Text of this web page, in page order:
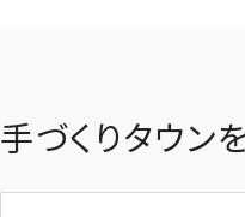
手づくりタウン